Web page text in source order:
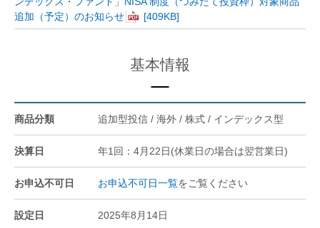
追加（予定）のお知らせ
基本情報
商品分類 追加型投信 / 海外 / 株式 / インデックス型
決算日 年1回：4月22日(休業日の場合は翌営業日)
お申込不可日 お申込不可日一覧をご覧ください
設定日 2025年8月14日